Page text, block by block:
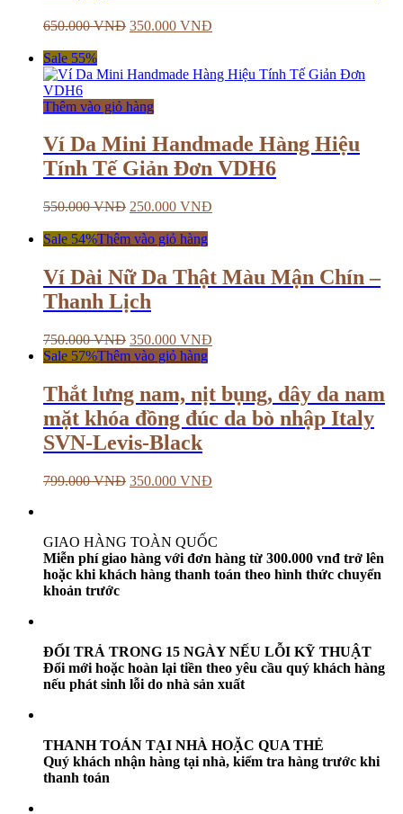
650.000VNĐ 350.000 VNĐ
Sale 55%
Thêm vào giỏ hàng
Ví Da Mini Handmade Hàng Hiệu
Tính Tế Giản Đơn VDH6
550.000VNĐ 250.000 VNĐ
Sale 54%Thêm vào giỏ hàng
Ví Dài Nữ Da Thật Màu Mận Chín –
Thanh Lịch
750.000VNĐ 350.000 VNĐ
Sale 57%Thêm vào giỏ hàng
Thắt lưng nam, nịt bụng, dây da nam
mặt khóa đồng đúc da bò nhập Italy
SVN-Levis-Black
799.000VNĐ 350.000 VNĐ
GIAO HÀNG TOÀN QUỐC
Miễn phí giao hàng với đơn hàng từ 300.000 vnđ trở lên
hoặc khi khách hàng thanh toán theo hình thức chuyển
khoản trước
ĐỔI TRẢ TRONG 15 NGÀY NẾU LỖI KỸ THUẬT
Đổi mới hoặc hoàn lại tiền theo yêu cầu quý khách hàng
nếu phát sinh lỗi do nhà sản xuất
THANH TOÁN TẠI NHÀ HOẶC QUA THẺ
Quý khách nhận hàng tại nhà, kiểm tra hàng trước khi
thanh toán